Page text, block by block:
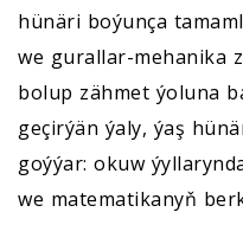
hünäri boýunça
we gurallar-mehanika
bolup zähmet ýoluna
geçirýän ýaly, ýaş
goýýar: okuw
we matematikanyň